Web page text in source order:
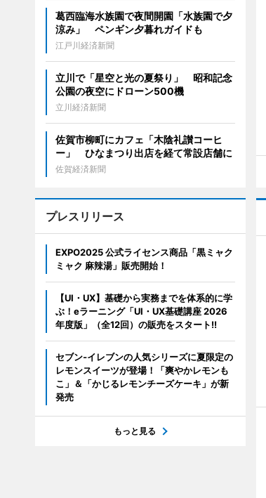
葛西臨海水族園で夜間開園「水族園で夕
涼み」 ペンギン夕暮れガイドも
江戸川経済新聞
立川で「星空と光の夏祭り」 昭和記念
公園の夜空にドローン500機
立川経済新聞
佐賀市柳町にカフェ「木陰礼讃コーヒ
ー」 ひなまつり出店を経て常設店舗に
佐賀経済新聞
プレスリリース
EXPO2025 公式ライセンス商品「黒ミャク
ミャク 麻辣湯」販売開始！
【UI・UX】基礎から実務までを体系的に学
ぶ！eラーニング「UI・UX基礎講座 2026
年度版」（全12回）の販売をスタート!!
セブン‐イレブンの人気シリーズに夏限定の
レモンスイーツが登場！「爽やかレモンも
こ」＆「かじるレモンチーズケーキ」が新
発売
もっと見る